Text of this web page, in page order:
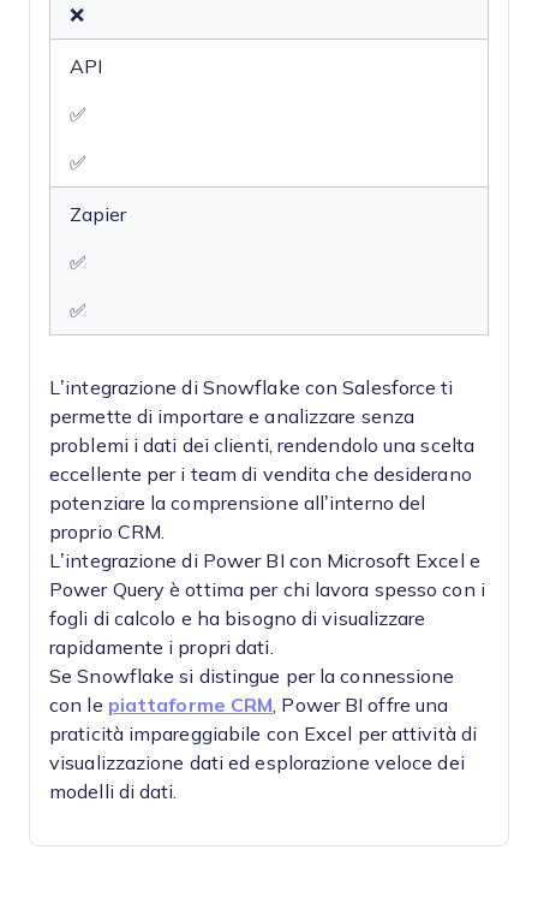
❌
API
✅
✅
Zapier
✅
✅
L’integrazione di Snowflake con Salesforce ti
permette di importare e analizzare senza
problemi i dati dei clienti, rendendolo una scelta
eccellente per i team di vendita che desiderano
potenziare la comprensione all’interno del
proprio CRM.
L’integrazione di Power BI con Microsoft Excel e
Power Query è ottima per chi lavora spesso con i
fogli di calcolo e ha bisogno di visualizzare
rapidamente i propri dati.
Se Snowflake si distingue per la connessione
con le piattaforme CRM , Power BI offre una
praticità impareggiabile con Excel per attività di
visualizzazione dati ed esplorazione veloce dei
modelli di dati.